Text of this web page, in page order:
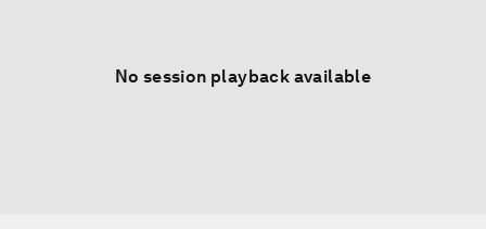
No session playback available